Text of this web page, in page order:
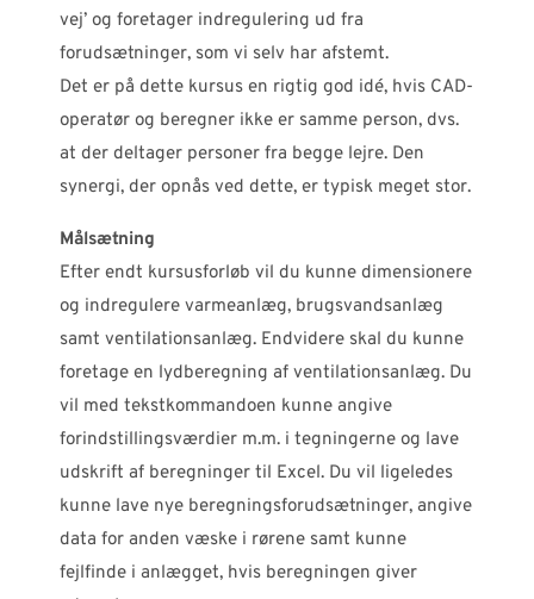
vej’ og foretager indregulering ud fra
forudsætninger, som vi selv har afstemt.
Det er på dette kursus en rigtig god idé, hvis CAD-
operatør og beregner ikke er samme person, dvs.
at der deltager personer fra begge lejre. Den
synergi, der opnås ved dette, er typisk meget stor.
Målsætning
Efter endt kursusforløb vil du kunne dimensionere
og indregulere varmeanlæg, brugsvandsanlæg
samt ventilationsanlæg. Endvidere skal du kunne
foretage en lydberegning af ventilationsanlæg. Du
vil med tekstkommandoen kunne angive
forindstillingsværdier m.m. i tegningerne og lave
udskrift af beregninger til Excel. Du vil ligeledes
kunne lave nye beregningsforudsætninger, angive
data for anden væske i rørene samt kunne
fejlfinde i anlægget, hvis beregningen giver